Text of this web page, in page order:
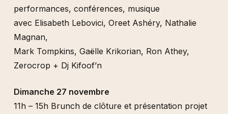
performances, conférences, musique
avec Elisabeth Lebovici, Oreet Ashéry, Nathalie
Magnan,
Mark Tompkins, Gaëlle Krikorian, Ron Athey,
Zerocrop + Dj Kifoof’n
Dimanche 27 novembre
11h – 15h Brunch de clôture et présentation projet